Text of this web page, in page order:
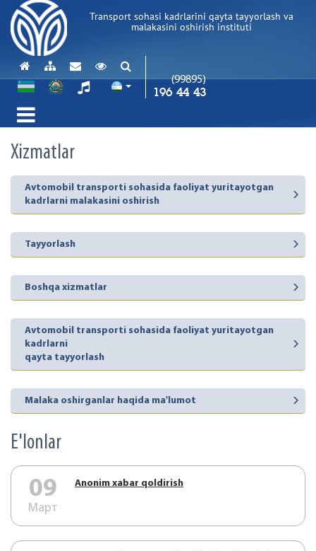
Transport sohasi kadrlarini qayta tayyorlash va
malakasini oshirish instituti
(99895)
196 44 43
Xizmatlar
Avtomobil transporti sohasida faoliyat yuritayotgan
kadrlarni malakasini oshirish
Tayyorlash
Boshqa xizmatlar
Avtomobil transporti sohasida faoliyat yuritayotgan
kadrlarni
qayta tayyorlash
Malaka oshirganlar haqida ma'lumot
E'lonlar
09
Март
Аnonim xabar qoldirish